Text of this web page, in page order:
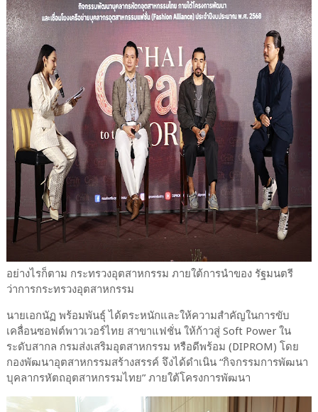
อย่างไรก็ตาม กระทรวงอุตสาหกรรม ภายใต้การนำของ รัฐมนตรี
ว่าการกระทรวงอุตสาหกรรม
นายเอกนัฏ พร้อมพันธุ์ ได้ตระหนักและให้ความสำคัญในการขับ
เคลื่อนซอฟต์พาวเวอร์ไทย สาขาแฟชั่น ให้ก้าวสู่ Soft Power ใน
ระดับสากล กรมส่งเสริมอุตสาหกรรม หรือดีพร้อม (DIPROM) โดย
กองพัฒนาอุตสาหกรรมสร้างสรรค์ จึงได้ดำเนิน “กิจกรรมการพัฒนา
บุคลากรหัตถอุตสาหกรรมไทย” ภายใต้โครงการพัฒนา